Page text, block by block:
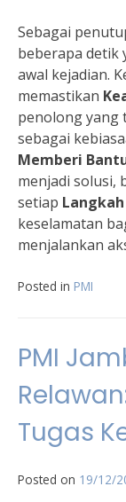
Sebagai
beberapa detik
awal kejadian.
memastikan
penolong yang
sebagai
Memberi
menjadi solusi,
setiap
keselamatan
menjalankan
Posted in PMI
PMI
Tugas
Posted on 19/12/